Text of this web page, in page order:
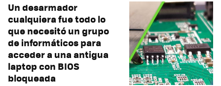
Un desarmador
cualquiera fue todo lo
que necesitó un grupo
de informáticos para
acceder a una antigua
laptop con BIOS
bloqueada